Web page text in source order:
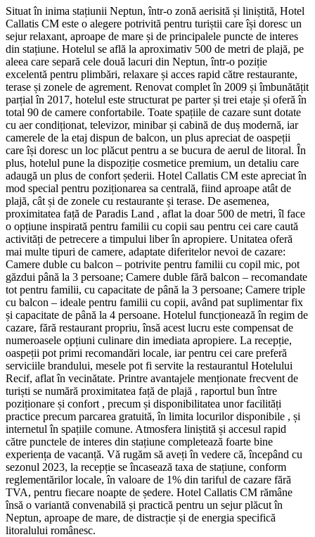
Situat în inima stațiunii Neptun, într-o zonă aerisită și liniștită, Hotel
Callatis CM este o alegere potrivită pentru turiștii care își doresc un
sejur relaxant, aproape de mare și de principalele puncte de interes
din stațiune. Hotelul se află la aproximativ 500 de metri de plajă, pe
aleea care separă cele două lacuri din Neptun, într-o poziție
excelentă pentru plimbări, relaxare și acces rapid către restaurante,
terase și zonele de agrement. Renovat complet în 2009 și îmbunătățit
parțial în 2017, hotelul este structurat pe parter și trei etaje și oferă în
total 90 de camere confortabile. Toate spațiile de cazare sunt dotate
cu aer condiționat, televizor, minibar și cabină de duș modernă, iar
camerele de la etaj dispun de balcon, un plus apreciat de oaspeții
care își doresc un loc plăcut pentru a se bucura de aerul de litoral. În
plus, hotelul pune la dispoziție cosmetice premium, un detaliu care
adaugă un plus de confort șederii. Hotel Callatis CM este apreciat în
mod special pentru poziționarea sa centrală, fiind aproape atât de
plajă, cât și de zonele cu restaurante și terase. De asemenea,
proximitatea față de Paradis Land , aflat la doar 500 de metri, îl face
o opțiune inspirată pentru familii cu copii sau pentru cei care caută
activități de petrecere a timpului liber în apropiere. Unitatea oferă
mai multe tipuri de camere, adaptate diferitelor nevoi de cazare:
Camere duble cu balcon – potrivite pentru familii cu copil mic, pot
găzdui până la 3 persoane; Camere duble fără balcon – recomandate
tot pentru familii, cu capacitate de până la 3 persoane; Camere triple
cu balcon – ideale pentru familii cu copii, având pat suplimentar fix
și capacitate de până la 4 persoane. Hotelul funcționează în regim de
cazare, fără restaurant propriu, însă acest lucru este compensat de
numeroasele opțiuni culinare din imediata apropiere. La recepție,
oaspeții pot primi recomandări locale, iar pentru cei care preferă
serviciile brandului, mesele pot fi servite la restaurantul Hotelului
Recif, aflat în vecinătate. Printre avantajele menționate frecvent de
turiști se numără proximitatea față de plajă , raportul bun între
poziționare și confort , precum și disponibilitatea unor facilități
practice precum parcarea gratuită, în limita locurilor disponibile , și
internetul în spațiile comune. Atmosfera liniștită și accesul rapid
către punctele de interes din stațiune completează foarte bine
experiența de vacanță. Vă rugăm să aveți în vedere că, începând cu
sezonul 2023, la recepție se încasează taxa de stațiune, conform
reglementărilor locale, în valoare de 1% din tariful de cazare fără
TVA, pentru fiecare noapte de ședere. Hotel Callatis CM rămâne
însă o variantă convenabilă și practică pentru un sejur plăcut în
Neptun, aproape de mare, de distracție și de energia specifică
litoralului românesc.